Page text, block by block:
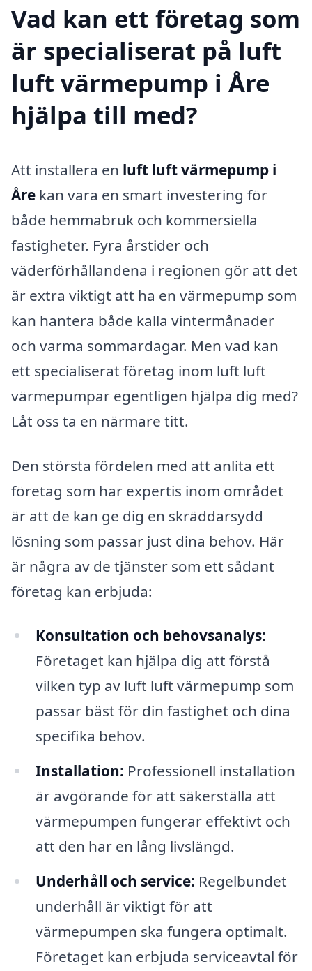
Vad kan ett företag som
är specialiserat på luft
luft värmepump i Åre
hjälpa till med?
Att installera en luft luft värmepump i
Åre kan vara en smart investering för
både hemmabruk och kommersiella
fastigheter. Fyra årstider och
väderförhållandena i regionen gör att det
är extra viktigt att ha en värmepump som
kan hantera både kalla vintermånader
och varma sommardagar. Men vad kan
ett specialiserat företag inom luft luft
värmepumpar egentligen hjälpa dig med?
Låt oss ta en närmare titt.
Den största fördelen med att anlita ett
företag som har expertis inom området
är att de kan ge dig en skräddarsydd
lösning som passar just dina behov. Här
är några av de tjänster som ett sådant
företag kan erbjuda:
Konsultation och behovsanalys:
Företaget kan hjälpa dig att förstå
vilken typ av luft luft värmepump som
passar bäst för din fastighet och dina
specifika behov.
Installation: Professionell installation
är avgörande för att säkerställa att
värmepumpen fungerar effektivt och
att den har en lång livslängd.
Underhåll och service: Regelbundet
underhåll är viktigt för att
värmepumpen ska fungera optimalt.
Företaget kan erbjuda serviceavtal för